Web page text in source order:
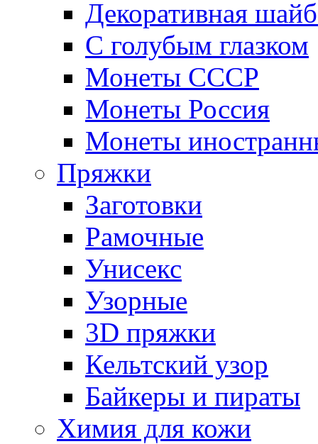
Декоративная
С голубым глазком
Монеты СССР
Монеты Россия
Монеты
Пряжки
Заготовки
Рамочные
Унисекс
Узорные
3D пряжки
Кельтский узор
Байкеры и пираты
Химия для кожи